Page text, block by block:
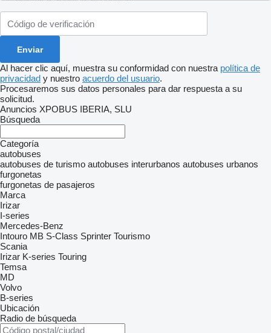
Al hacer clic aquí, muestra su conformidad con nuestra política de
privacidad y nuestro acuerdo del usuario.
Procesaremos sus datos personales para dar respuesta a su
solicitud.
Anuncios XPOBUS IBERIA, SLU
Búsqueda
Categoría
autobuses
autobuses de turismo autobuses interurbanos autobuses urbanos
furgonetas
furgonetas de pasajeros
Marca
Irizar
I-series
Mercedes-Benz
Intouro MB S-Class Sprinter Tourismo
Scania
Irizar K-series Touring
Temsa
MD
Volvo
B-series
Ubicación
Radio de búsqueda